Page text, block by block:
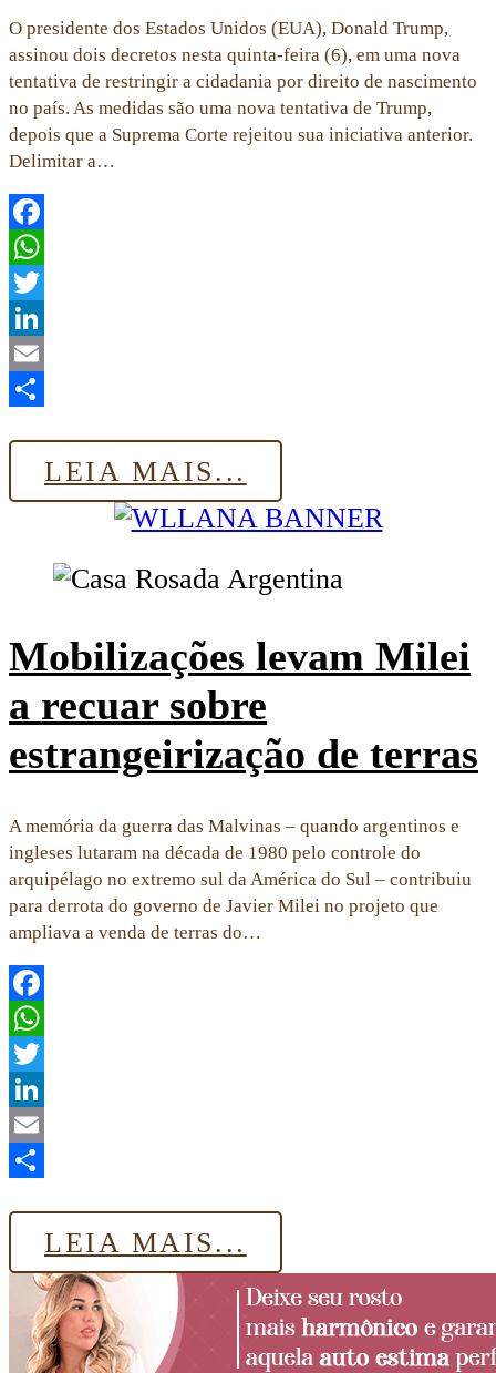
O presidente dos Estados Unidos (EUA), Donald Trump,
assinou dois decretos nesta quinta-feira (6), em uma nova
tentativa de restringir a cidadania por direito de nascimento
no país. As medidas são uma nova tentativa de Trump,
depois que a Suprema Corte rejeitou sua iniciativa anterior.
Delimitar a…
Facebook
WhatsApp
Twitter
LinkedIn
Email
LEIA MAIS...
Mobilizações levam Milei
a recuar sobre
estrangeirização de terras
A memória da guerra das Malvinas – quando argentinos e
ingleses lutaram na década de 1980 pelo controle do
arquipélago no extremo sul da América do Sul – contribuiu
para derrota do governo de Javier Milei no projeto que
ampliava a venda de terras do…
Facebook
WhatsApp
Twitter
LinkedIn
Email
LEIA MAIS...